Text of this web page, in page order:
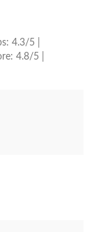
4.3/5 |
4.8/5 |